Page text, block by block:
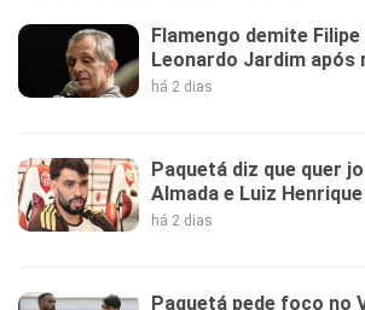
Flamengo demite
Leonardo Jardim após
há 2 dias
Paquetá diz que quer
Almada e Luiz
há 2 dias
Paquetá pede foco no